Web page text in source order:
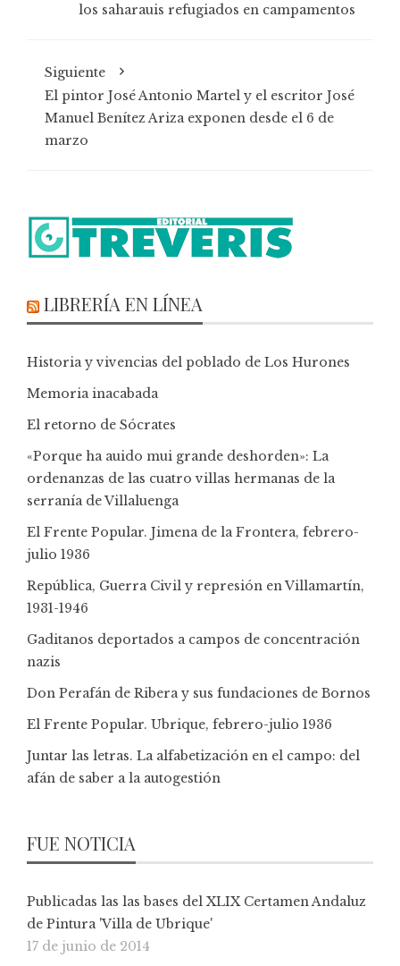
los saharauis refugiados en campamentos
Siguiente
El pintor José Antonio Martel y el escritor José
Manuel Benítez Ariza exponen desde el 6 de
marzo
LIBRERÍA EN LÍNEA
Historia y vivencias del poblado de Los Hurones
Memoria inacabada
El retorno de Sócrates
«Porque ha auido mui grande deshorden»: La
ordenanzas de las cuatro villas hermanas de la
serranía de Villaluenga
El Frente Popular. Jimena de la Frontera, febrero-
julio 1936
República, Guerra Civil y represión en Villamartín,
1931-1946
Gaditanos deportados a campos de concentración
nazis
Don Perafán de Ribera y sus fundaciones de Bornos
El Frente Popular. Ubrique, febrero-julio 1936
Juntar las letras. La alfabetización en el campo: del
afán de saber a la autogestión
FUE NOTICIA
Publicadas las las bases del XLIX Certamen Andaluz
de Pintura 'Villa de Ubrique'
17 de junio de 2014